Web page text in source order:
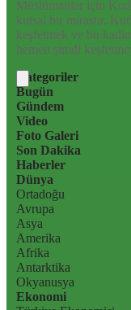
Müslümanlar için
kutsal bir mirastır.
keşfetmek ve bu
hemen şimdi
Kategoriler
Bugün
Gündem
Video
Foto Galeri
Son Dakika
Haberler
Dünya
Ortadoğu
Avrupa
Asya
Amerika
Afrika
Antarktika
Okyanusya
Ekonomi